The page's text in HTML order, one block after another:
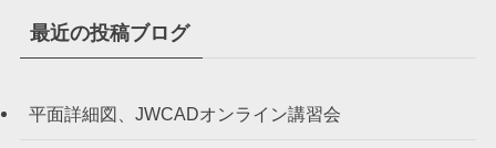
最近の投稿ブログ
平面詳細図、JWCADオンライン講習会